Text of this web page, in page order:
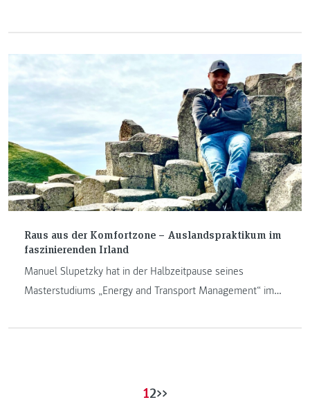
Raus aus der Komfortzone – Auslandspraktikum im
faszinierenden Irland
Manuel Slupetzky hat in der Halbzeitpause seines
Masterstudiums „Energy and Transport Management“ im
12>>